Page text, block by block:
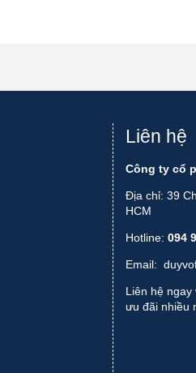
Liên hệ
Công ty cổ
Địa chỉ: 39
HCM
Hotline: 094
Email:
Liên hệ
ưu đãi nhiều